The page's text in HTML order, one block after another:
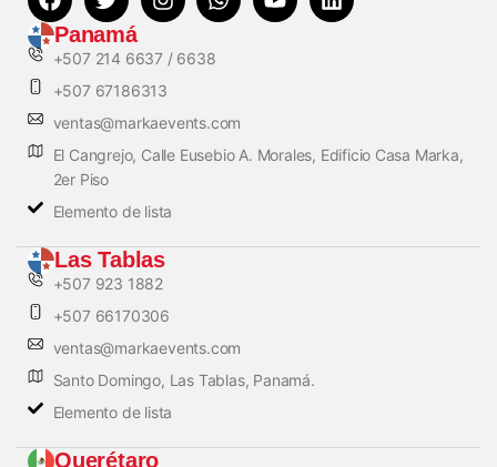
Panamá
+507 214 6637 / 6638
+507 67186313
ventas@markaevents.com
El Cangrejo, Calle Eusebio A. Morales, Edificio Casa Marka,
2er Piso
Elemento de lista
Las Tablas
+507 923 1882
+507 66170306
ventas@markaevents.com
Santo Domingo, Las Tablas, Panamá.
Elemento de lista
Querétaro